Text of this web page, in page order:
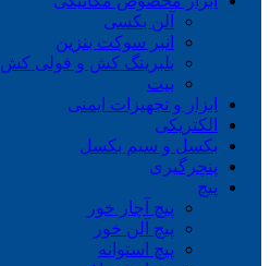
آلن بکسی
انبر سوکت بنزین
بلبرینگ کش و فولی کش
بیت
ابزار و تجهیزات ایمنی
الکتریکی
بکسل و سیم بکسل
پنچرگیری
پیچ
پیچ آچار خور
پیچ آلن خور
پیچ استوانه